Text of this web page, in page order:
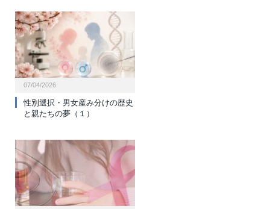
07/04/2026
性別選択・男女産み分けの歴史
と親たちの夢（１）